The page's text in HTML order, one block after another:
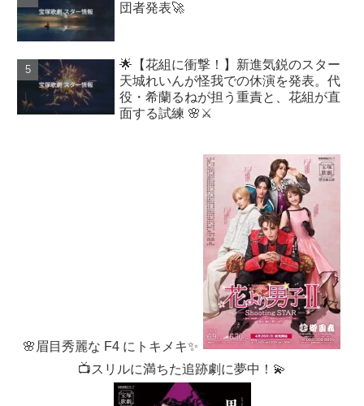
団者発表🚀
🌟【花組に衝撃！】新進気鋭のスター
天城れいんが怪我での休演を発表。代
役・希蘭るねが担う重責と、花組が直
面する試練 🌸⚔️
🌸眉目秀麗な F4 にトキメキ✨
📺スリルに満ちた追跡劇に夢中！💫